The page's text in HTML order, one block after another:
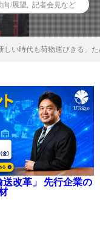
向/展望 記者会見など
しい時代も荷物運びきる」
改革」 先行企業の